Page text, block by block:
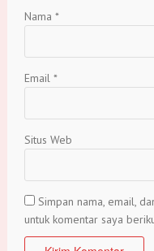
Nama *
Email *
Situs Web
Simpan nama, email,
untuk komentar saya